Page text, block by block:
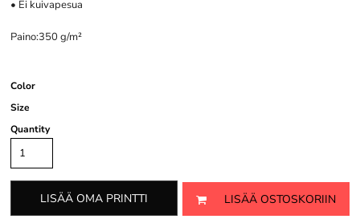
• Ei kuivapesua
Paino:350 g/m²
Color
Size
Quantity
LISÄÄ OMA PRINTTI LISÄÄ OSTOSKORIIN